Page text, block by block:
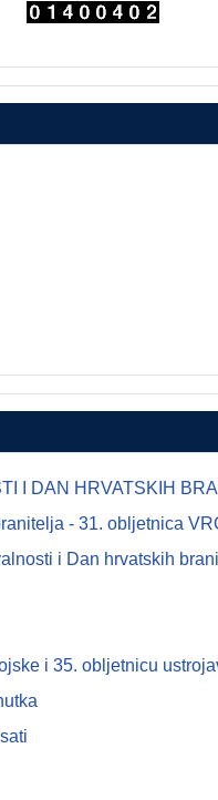
I DAN HRVATSKIH
- 31. obljetnica
i Dan hrvatskih
i 35. obljetnicu